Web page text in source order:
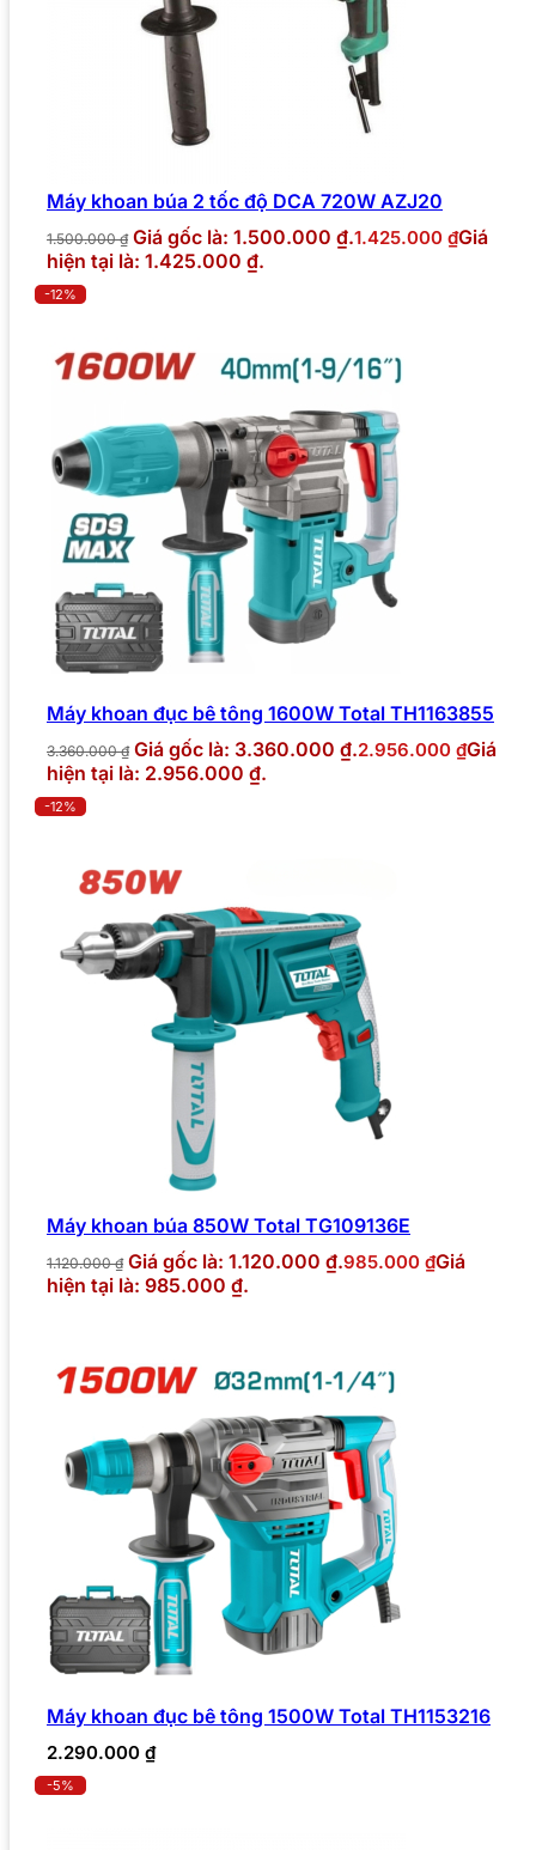
Máy khoan búa 2 tốc độ DCA 720W AZJ20
1.500.000₫ Giá gốc là: 1.500.000 ₫.1.425.000 ₫Giá
hiện tại là: 1.425.000 ₫.
-12%
Máy khoan đục bê tông 1600W Total TH1163855
3.360.000₫ Giá gốc là: 3.360.000 ₫.2.956.000 ₫Giá
hiện tại là: 2.956.000 ₫.
-12%
Máy khoan búa 850W Total TG109136E
1.120.000₫ Giá gốc là: 1.120.000 ₫.985.000 ₫Giá
hiện tại là: 985.000 ₫.
Máy khoan đục bê tông 1500W Total TH1153216
2.290.000 ₫
-5%